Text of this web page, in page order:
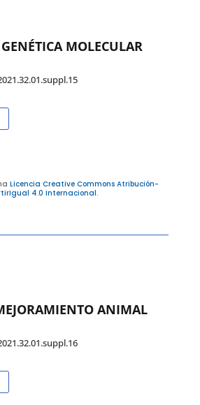
MOLECULAR
Licencia Creative Commons Atribución-
4.0 Internacional.
ANIMAL